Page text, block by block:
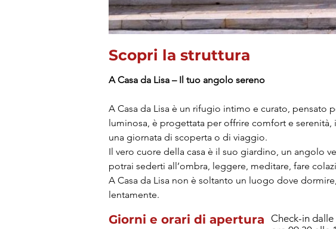
Scopri la struttura
A Casa da Lisa – Il tuo angolo sereno
A Casa da Lisa è un rifugio intimo e curato, pensato
luminosa, è progettata per offrire comfort e
una giornata di scoperta o di viaggio.
Il vero cuore della casa è il suo giardino, un angolo
potrai sederti all’ombra, leggere, meditare, fare
A Casa da Lisa non è soltanto un luogo dove
lentamente.
Giorni e orari di apertura Check-in